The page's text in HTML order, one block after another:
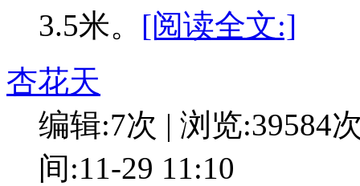
3.5米。 [阅读全文:]
杏花天
编辑:7次 | 浏览:39584
间:11-29 11:10